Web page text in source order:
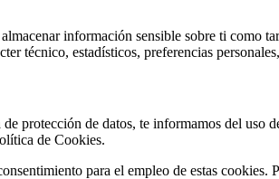
información sensible sobre ti como
técnico, estadísticos, preferencias
protección de datos, te informamos del uso
de Cookies.
para el empleo de estas cookies.